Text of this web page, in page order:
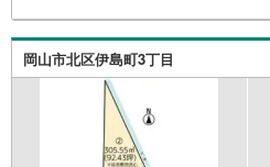
岡山市北区伊島町3丁目